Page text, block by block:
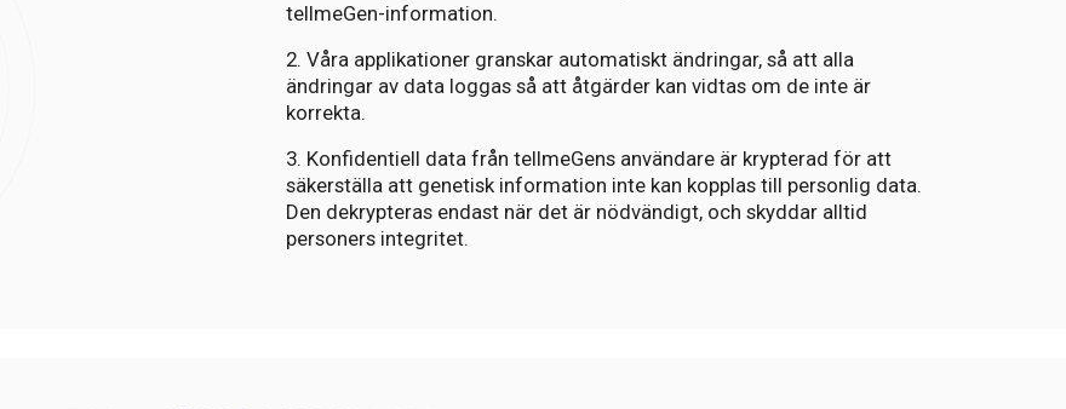
tellmeGen-information.
2. Våra applikationer granskar automatiskt ändringar, så att alla
ändringar av data loggas så att åtgärder kan vidtas om de inte är
korrekta.
3. Konfidentiell data från tellmeGens användare är krypterad för att
säkerställa att genetisk information inte kan kopplas till personlig data.
Den dekrypteras endast när det är nödvändigt, och skyddar alltid
personers integritet.